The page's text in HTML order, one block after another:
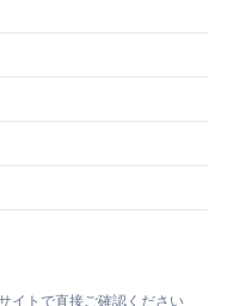
イトで直接ご確認ください